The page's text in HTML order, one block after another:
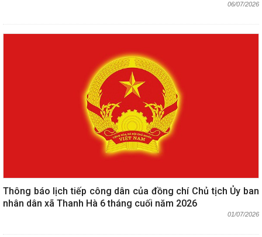
06/07/2026
Thông báo lịch tiếp công dân của đồng chí Chủ tịch Ủy ban
nhân dân xã Thanh Hà 6 tháng cuối năm 2026
01/07/2026